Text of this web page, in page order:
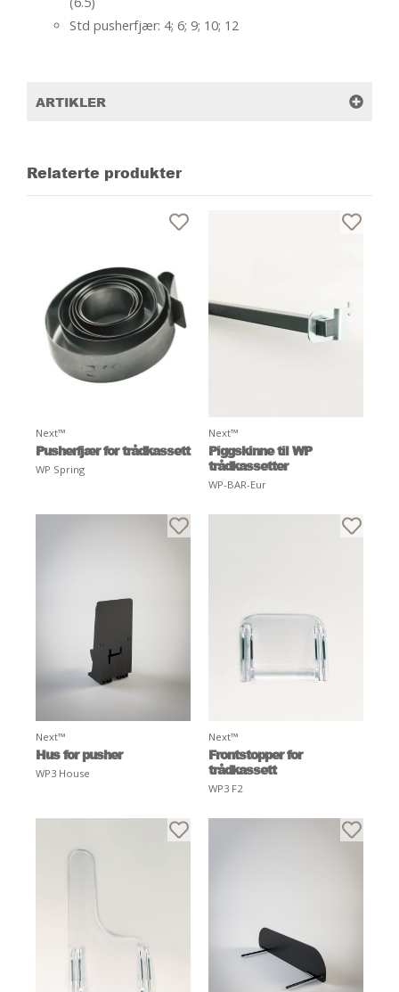
Std pusherfjær: 4; 6; 9; 10; 12
ARTIKLER
Relaterte produkter
Next™
Pusherfjær for trådkassett
WP Spring
Next™
Piggskinne til WP
trådkassetter
WP-BAR-Eur
Next™
Hus for pusher
WP3 House
Next™
Frontstopper for
trådkassett
WP3 F2